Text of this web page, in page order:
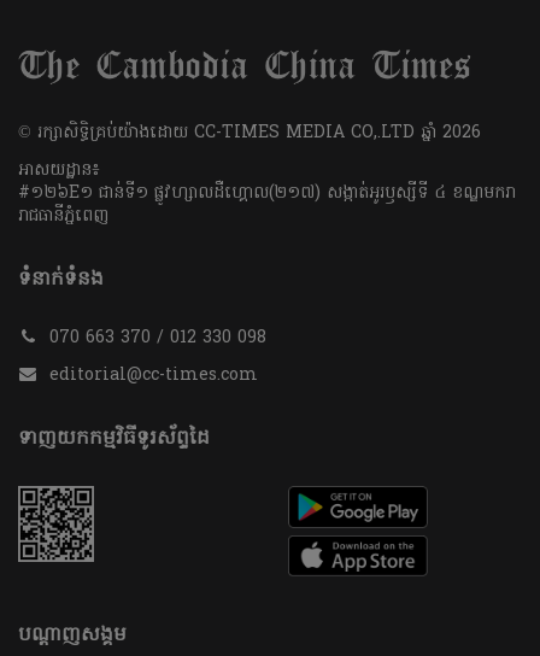
​© រក្សា​សិទ្ធិ​គ្រប់​យ៉ាង​ដោយ​ CC-TIMES MEDIA CO,.LTD ឆ្នាំ​ 2026
អាសយដ្ឋាន៖
#១២៦E១ ជាន់ទី១ ផ្លូវហ្សាលដឺហ្គោល(២១៧) សង្កាត់អូរឫស្សីទី ៤ ខណ្ឌមករា
រាជធានីភ្នំពេញ
ទំនាក់ទំនង
070 663 370 / 012 330 098
editorial@cc-times.com
ទាញយកកម្មវិធីទូរស័ព្ទដៃ
បណ្តាញសង្គម